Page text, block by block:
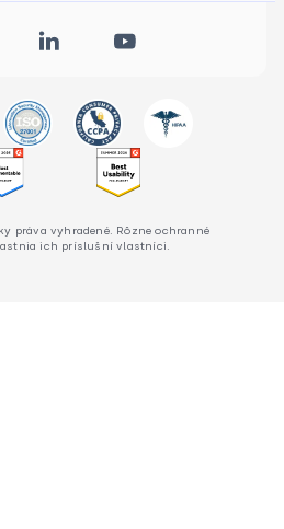
práva vyhradené. Rôzne ochranné
ich príslušní vlastníci.